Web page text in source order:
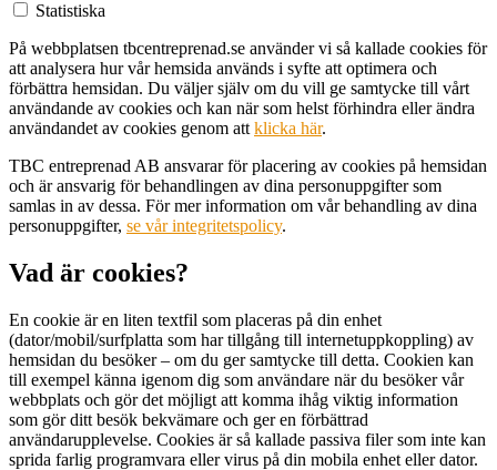
Statistiska
På webbplatsen tbcentreprenad.se använder vi så kallade cookies för
att analysera hur vår hemsida används i syfte att optimera och
förbättra hemsidan. Du väljer själv om du vill ge samtycke till vårt
användande av cookies och kan när som helst förhindra eller ändra
användandet av cookies genom att klicka här.
TBC entreprenad AB ansvarar för placering av cookies på hemsidan
och är ansvarig för behandlingen av dina personuppgifter som
samlas in av dessa. För mer information om vår behandling av dina
personuppgifter, se vår integritetspolicy.
Vad är cookies?
En cookie är en liten textfil som placeras på din enhet
(dator/mobil/surfplatta som har tillgång till internetuppkoppling) av
hemsidan du besöker – om du ger samtycke till detta. Cookien kan
till exempel känna igenom dig som användare när du besöker vår
webbplats och gör det möjligt att komma ihåg viktig information
som gör ditt besök bekvämare och ger en förbättrad
användarupplevelse. Cookies är så kallade passiva filer som inte kan
sprida farlig programvara eller virus på din mobila enhet eller dator.